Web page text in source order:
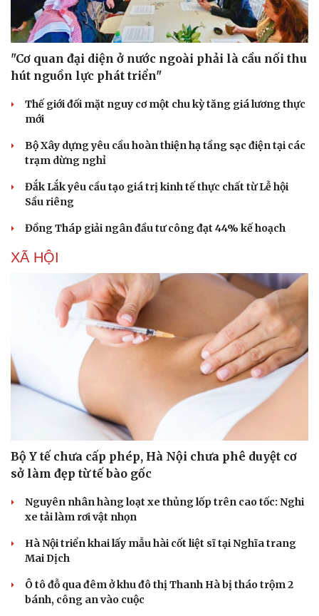
Văn hóa
Sân khấu - Điện ảnh
Văn học
Âm nhạc
Di sản
Giải trí
Thời trang
Sao Việt
"Cơ quan đại diện ở nước ngoài phải là cầu nối thu
hút nguồn lực phát triển"
Thế giới đối mặt nguy cơ một chu kỳ tăng giá lương thực
mới
Bộ Xây dựng yêu cầu hoàn thiện hạ tầng sạc điện tại các
trạm dừng nghỉ
Đắk Lắk yêu cầu tạo giá trị kinh tế thực chất từ Lễ hội
Sầu riêng
Đồng Tháp giải ngân đầu tư công đạt 44% kế hoạch
XÃ HỘI
Bộ Y tế chưa cấp phép, Hà Nội chưa phê duyệt cơ
sở làm đẹp từ tế bào gốc
Nguyên nhân hàng loạt xe thủng lốp trên cao tốc: Nghi
xe tải làm rơi vật nhọn
Hà Nội triển khai lấy mẫu hài cốt liệt sĩ tại Nghĩa trang
Mai Dịch
Ô tô đỗ qua đêm ở khu đô thị Thanh Hà bị tháo trộm 2
bánh, công an vào cuộc